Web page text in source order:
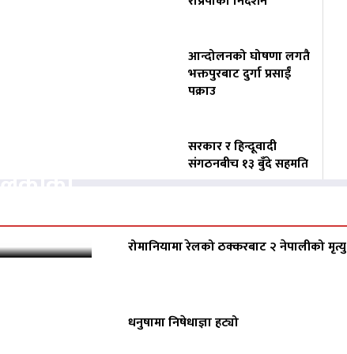
आन्दोलनको घोषणा लगतै
भक्तपुरबाट दुर्गा प्रसाईं
पक्राउ
सरकार र हिन्दूवादी
संगठनबीच १३ बुँदे सहमति
रोमानियामा रेलको ठक्करबाट २ नेपालीको मृत्यु
धनुषामा निषेधाज्ञा हट्यो